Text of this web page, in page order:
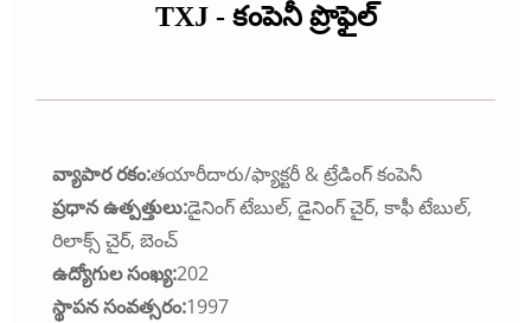
TXJ - కంపెనీ ప్రొఫైల్
వ్యాపార రకం:తయారీదారు/ఫ్యాక్టరీ & ట్రేడింగ్ కంపెనీ
ప్రధాన ఉత్పత్తులు:డైనింగ్ టేబుల్, డైనింగ్ చైర్, కాఫీ టేబుల్,
రిలాక్స్ చైర్, బెంచ్
ఉద్యోగుల సంఖ్య:202
స్థాపన సంవత్సరం:1997